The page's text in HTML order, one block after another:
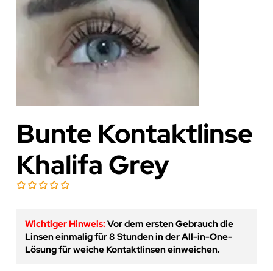
Bunte Kontaktlinse
Khalifa Grey
Wichtiger Hinweis:Vor dem ersten Gebrauch die
Linsen einmalig für 8 Stunden in der All-in-One-
Lösung für weiche Kontaktlinsen einweichen.